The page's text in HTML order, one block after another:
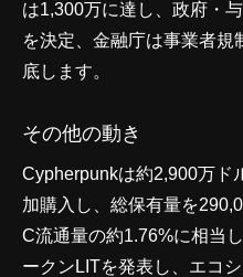
は1,300万に達し、政府・
を決定、金融庁は事業者規
底します。
その他の動き
Cypherpunkは約2,900万ド
加購入し、総保有量を
C流通量の約1.76%に相当
ークンLITを発表し、エコ